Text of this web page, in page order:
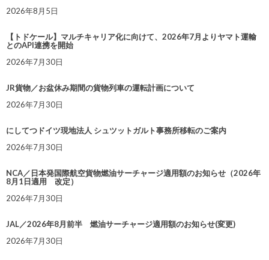
2026年8月5日
【トドケール】マルチキャリア化に向けて、2026年7月よりヤマト運輸
とのAPI連携を開始
2026年7月30日
JR貨物／お盆休み期間の貨物列車の運転計画について
2026年7月30日
にしてつドイツ現地法人 シュツットガルト事務所移転のご案内
2026年7月30日
NCA／日本発国際航空貨物燃油サーチャージ適用額のお知らせ（2026年
8月1日適用 改定）
2026年7月30日
JAL／2026年8月前半 燃油サーチャージ適用額のお知らせ(変更)
2026年7月30日